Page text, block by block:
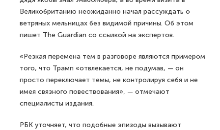
Великобританию неожиданно начал рассуждать о
ветряных мельницах без видимой причины. Об этом
пишет The Guardian со ссылкой на экспертов.
«Резкая перемена тем в разговоре являются примером
того, что Трамп «отвлекается, не подумав, — он
просто переключает темы, не контролируя себя и не
имея связного повествования», — отмечают
специалисты издания.
РБК уточняет, что подобные эпизоды вызывают